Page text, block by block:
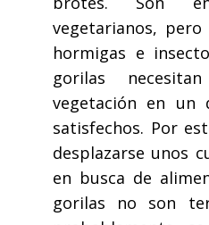
vegetarianos,
hormigas e
gorilas
vegetación en un
satisfechos. Por
desplazarse unos
en busca de
gorilas no son